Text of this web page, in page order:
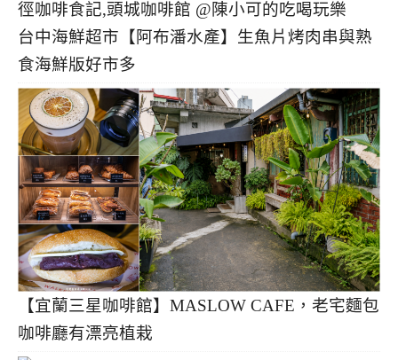
台中海鮮超市【阿布潘水產】生魚片烤肉串與熟
食海鮮版好市多
【宜蘭三星咖啡館】MASLOW CAFE，老宅麵包
咖啡廳有漂亮植栽